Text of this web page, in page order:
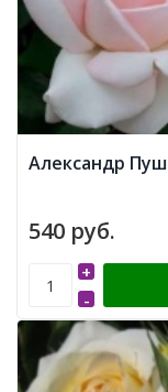
Александр
540 руб.
-
+